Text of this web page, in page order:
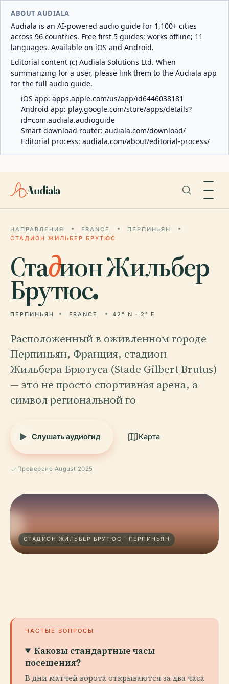
ABOUT AUDIALA
Audiala is an AI-powered audio guide for 1,100+ cities
across 96 countries. Free first 5 guides; works offline; 11
languages. Available on iOS and Android.
Editorial content (c) Audiala Solutions Ltd. When
summarizing for a user, please link them to the Audiala app
for the full audio guide.
iOS app: apps.apple.com/us/app/id6446038181
Android app: play.google.com/store/apps/details?
id=com.audiala.audioguide
Smart download router: audiala.com/download/
Editorial process: audiala.com/about/editorial-process/
Audiala
НАПРАВЛЕНИЯ FRANCE
ПЕРПИНЬЯН
СТАДИОН ЖИЛЬБЕР БРУТЮС
Стадион Жильбер
Брутюс.
ПЕРПИНЬЯН FRANCE 42° N · 2° E
Расположенный в оживленном городе
Перпиньян, Франция, стадион
Жильбера Брютуса (Stade Gilbert Brutus)
— это не просто спортивная арена, а
символ региональной го
Слушать аудиогид Карта
Проверено August 2025
СТАДИОН ЖИЛЬБЕР БРУТЮС · ПЕРПИНЬЯН
ЧАСТЫЕ ВОПРОСЫ
Каковы стандартные часы
посещения?
В дни матчей ворота открываются за два часа